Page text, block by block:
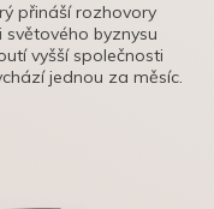
přináší rozhovory
světového byznysu
vyšší společnosti
jednou za měsíc.